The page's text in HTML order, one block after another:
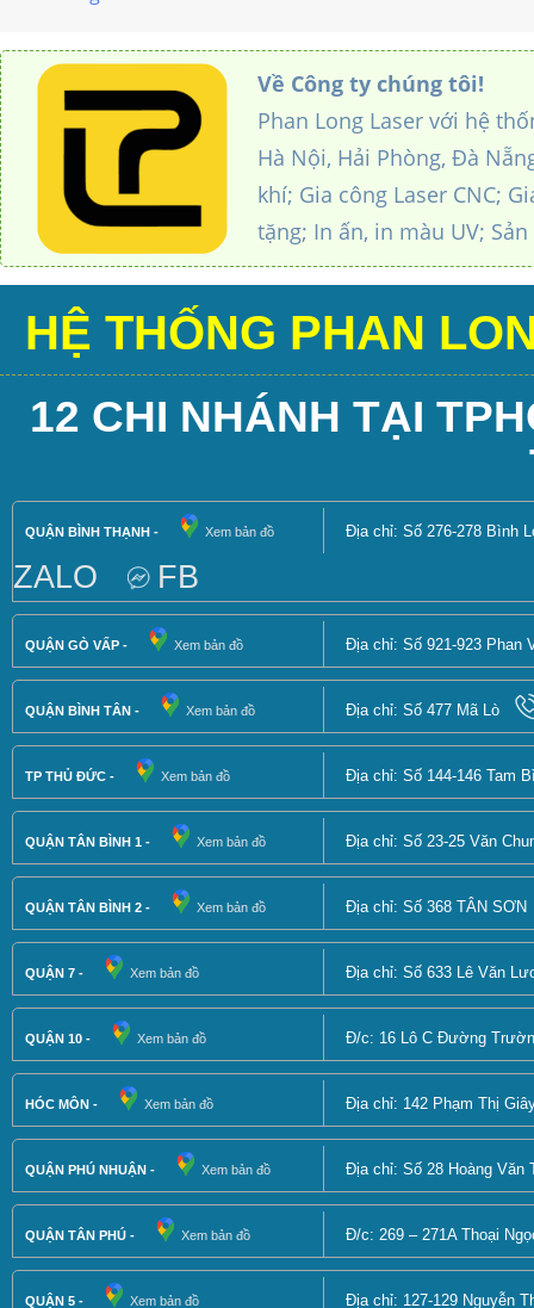
Về Công ty chúng tôi!
Phan Long Laser với hệ
Hà Nội, Hải Phòng, Đà
khí; Gia công Laser CNC;
tặng; In ấn, in màu UV;
HỆ THỐNG PHAN
12 CHI NHÁNH TẠI
QUẬN BÌNH THẠNH - Xem bản đồ Địa chỉ: Số 276-278 Bình
ZALO FB
QUẬN GÒ VẤP - Xem bản đồ Địa chỉ: Số 921-923 Phan
QUẬN BÌNH TÂN - Xem bản đồ Địa chỉ: Số 477 Mã Lò
TP THỦ ĐỨC - Xem bản đồ Địa chỉ: Số 144-146 Tam
QUẬN TÂN BÌNH 1 - Xem bản đồ Địa chỉ: Số 23-25 Văn
QUẬN TÂN BÌNH 2 - Xem bản đồ Địa chỉ: Số 368 TÂN SƠN
QUẬN 7 - Xem bản đồ Địa chỉ: Số 633 Lê Văn
QUẬN 10 - Xem bản đồ Đ/c: 16 Lô C Đường
HÓC MÔN - Xem bản đồ Địa chỉ: 142 Phạm Thị
QUẬN PHÚ NHUẬN - Xem bản đồ Địa chỉ: Số 28 Hoàng Văn
QUẬN TÂN PHÚ - Xem bản đồ Đ/c: 269 – 271A Thoại
QUẬN 5 - Xem bản đồ Địa chỉ: 127-129 Nguyễn